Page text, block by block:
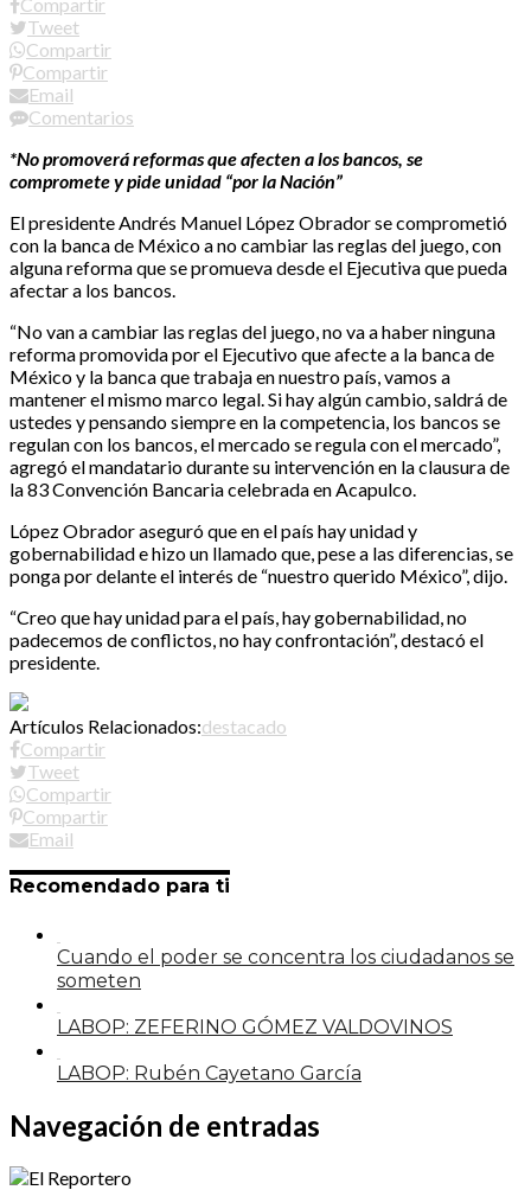
Tweet
Compartir
Compartir
Email
Comentarios
*No promoverá reformas que afecten a los bancos, se
compromete y pide unidad “por la Nación”
El presidente Andrés Manuel López Obrador se comprometió
con la banca de México a no cambiar las reglas del juego, con
alguna reforma que se promueva desde el Ejecutiva que pueda
afectar a los bancos.
“No van a cambiar las reglas del juego, no va a haber ninguna
reforma promovida por el Ejecutivo que afecte a la banca de
México y la banca que trabaja en nuestro país, vamos a
mantener el mismo marco legal. Si hay algún cambio, saldrá de
ustedes y pensando siempre en la competencia, los bancos se
regulan con los bancos, el mercado se regula con el mercado”,
agregó el mandatario durante su intervención en la clausura de
la 83 Convención Bancaria celebrada en Acapulco.
López Obrador aseguró que en el país hay unidad y
gobernabilidad e hizo un llamado que, pese a las diferencias, se
ponga por delante el interés de “nuestro querido México”, dijo.
“Creo que hay unidad para el país, hay gobernabilidad, no
padecemos de conflictos, no hay confrontación”, destacó el
presidente.
Artículos Relacionados:destacado
Compartir
Tweet
Compartir
Compartir
Email
Recomendado para ti
Cuando el poder se concentra los ciudadanos se
someten
LABOP: ZEFERINO GÓMEZ VALDOVINOS
LABOP: Rubén Cayetano García
Navegación de entradas